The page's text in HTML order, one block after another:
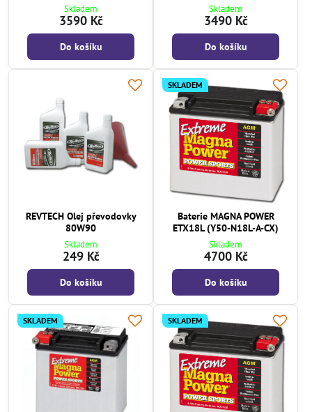
Skladem
3590 Kč
Do košíku
Skladem
3490 Kč
Do košíku
REVTECH Olej převodovky
80W90
Skladem
249 Kč
Do košíku
SKLADEM
Baterie MAGNA POWER
ETX18L (Y50-N18L-A-CX)
Skladem
4700 Kč
Do košíku
SKLADEM SKLADEM